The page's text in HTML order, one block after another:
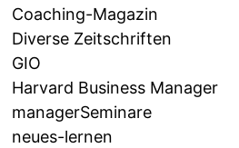
Coaching-Magazin
Diverse Zeitschriften
GIO
Harvard Business Manager
managerSeminare
neues-lernen